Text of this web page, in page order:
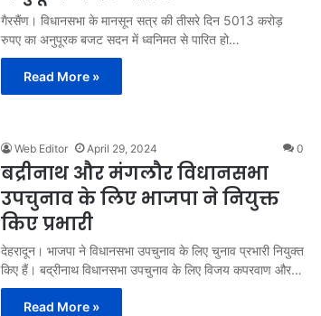
गैरसैंण। विधानसभा के मानसून सत्र की तीसरे दिन 5013 करोड़
रुपए का अनुपूरक बजट सदन में ध्वनिमत से पारित हो…
Read More »
Web Editor April 29, 2024 0
बद्रीनाथ और मंगलौर विधानसभा
उपचुनाव के लिए भाजपा ने नियुक्त
किए प्रभारी
देहरादून। भाजपा ने विधानसभा उपचुनाव के लिए चुनाव प्रभारी नियुक्त
किए हैं। बद्रीनाथ विधानसभा उपचुनाव के लिए विजय कपरवाण और…
Read More »